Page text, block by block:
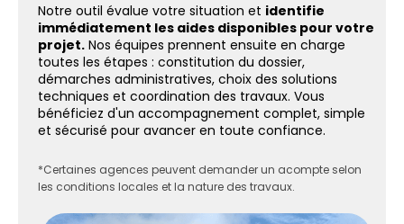
Notre outil évalue votre situation et identifie
immédiatement les aides disponibles pour votre
projet. Nos équipes prennent ensuite en charge
toutes les étapes : constitution du dossier,
démarches administratives, choix des solutions
techniques et coordination des travaux. Vous
bénéficiez d'un accompagnement complet, simple
et sécurisé pour avancer en toute confiance.
*Certaines agences peuvent demander un acompte selon
les conditions locales et la nature des travaux.